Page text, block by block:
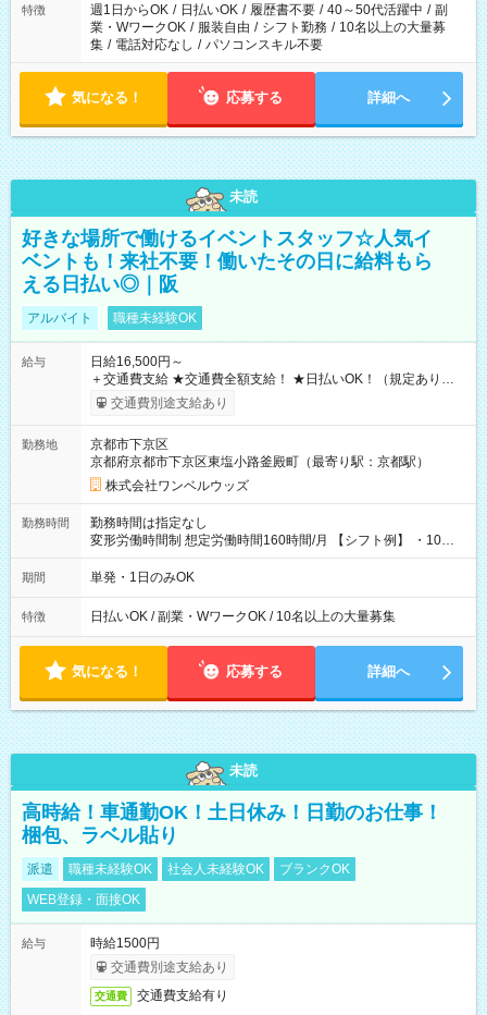
特徴 週1日からOK / 日払いOK / 履歴書不要 / 40～50代活躍中 / 副
業・WワークOK / 服装自由 / シフト勤務 / 10名以上の大量募
集 / 電話対応なし / パソコンスキル不要
気になる！ 応募する 詳細へ
未読
好きな場所で働けるイベントスタッフ☆人気イ
ベントも！来社不要！働いたその日に給料もら
える日払い◎｜阪
アルバイト 職種未経験OK
給与
日給16,500円～
＋交通費支給 ★交通費全額支給！ ★日払いOK！（規定あり） ┗
働いたその日に現金GET♪ お仕事後はコンビニATMから 日払
交通費別途支給あり
勤務地
京都市下京区
京都府京都市下京区東塩小路釜殿町（最寄り駅：京都駅）
株式会社ワンベルウッズ
勤務時間
勤務時間は指定なし
変形労働時間制 想定労働時間160時間/月 【シフト例】 ・10：
00～20：00
期間 単発・1日のみOK
特徴 日払いOK / 副業・WワークOK / 10名以上の大量募集
気になる！ 応募する 詳細へ
未読
高時給！車通勤OK！土日休み！日勤のお仕事！
梱包、ラベル貼り
派遣 職種未経験OK 社会人未経験OK
ブランクOK
WEB登録・面接OK
給与
時給1500円
交通費別途支給あり
交通費 交通費支給有り